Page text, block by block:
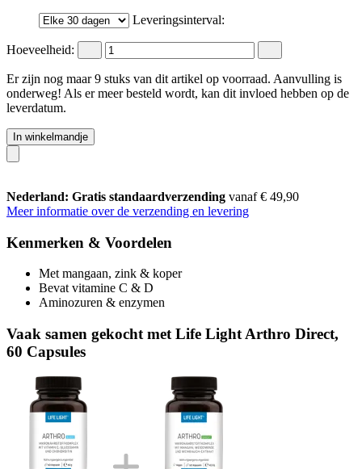
Leveringsinterval:
Hoeveelheid:
Er zijn nog maar 9 stuks van dit artikel op voorraad. Aanvulling is
onderweg! Als er meer besteld wordt, kan dit invloed hebben op de
leverdatum.
In winkelmandje
Nederland: Gratis standaardverzending vanaf € 49,90
Meer informatie over de verzending en levering
Kenmerken & Voordelen
Met mangaan, zink & koper
Bevat vitamine C & D
Aminozuren & enzymen
Vaak samen gekocht met Life Light Arthro Direct,
60 Capsules